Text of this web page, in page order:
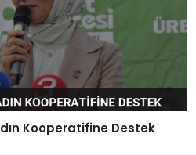
Kooperatifine Destek